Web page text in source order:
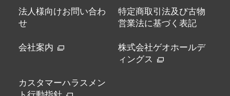
法人様向けお問い合わ
せ
特定商取引法及び古物
営業法に基づく表記
会社案内
株式会社ゲオホールデ
ィングス
カスタマーハラスメン